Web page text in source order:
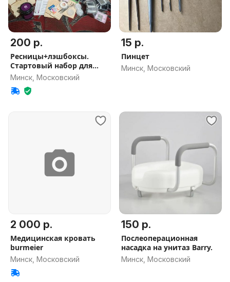
200 р.
Ресницы+лэшбоксы.
Стартовый набор для
новичков
Минск, Московский
15 р.
Пинцет
Минск, Московский
2 000 р.
Медицинская кровать
burmeier
Минск, Московский
150 р.
Послеоперационная
насадка на унитаз Barry.
Минск, Московский